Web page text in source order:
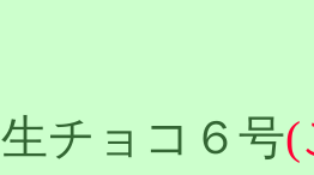
生チョコ６号(